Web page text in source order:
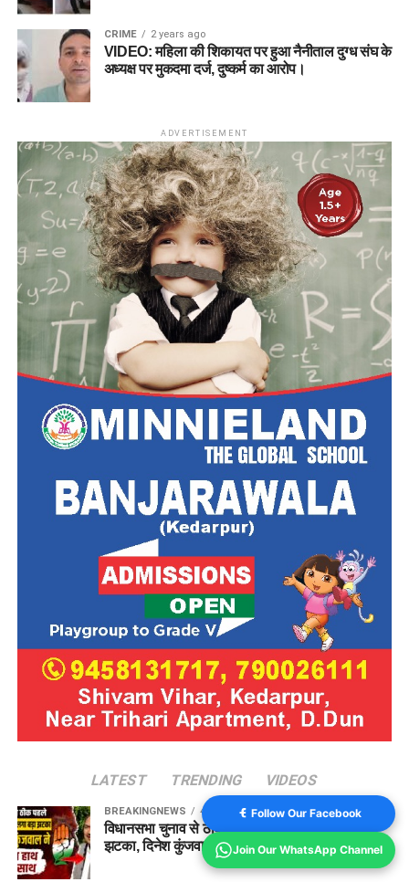
CRIME 2 years ago
VIDEO: महिला की शिकायत पर हुआ नैनीताल दुग्ध संघ के
अध्यक्ष पर मुकदमा दर्ज, दुष्कर्म का आरोप।
ADVERTISEMENT
LATEST TRENDING VIDEOS
BREAKINGNEWS 43 minutes ago
विधानसभा चुनाव से ठीक पहले कांग्रेस को लगा बड़ा
झटका, दिनेश कुंजवाल ने छोड़ा हाथ का साथ
Follow Our Facebook
Join Our WhatsApp Channel